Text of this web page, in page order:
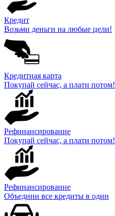
Кредит
Возьми деньги на любые цели!
Кредитная карта
Покупай сейчас, а плати потом!
Рефинансирование
Покупай сейчас, а плати потом!
Рефинансирование
Объедини все кредиты в один